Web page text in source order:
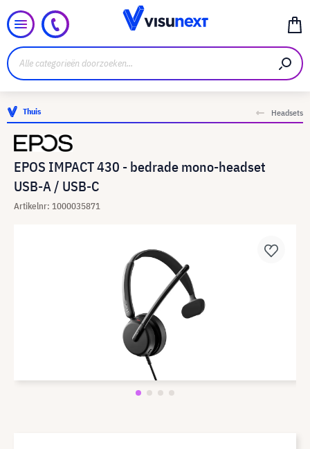
Thuis Headsets
EPOS IMPACT 430 - bedrade mono-headset
USB-A / USB-C
Artikelnr: 1000035871